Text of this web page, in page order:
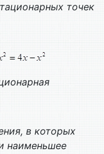
точек
в которых
наименьшее